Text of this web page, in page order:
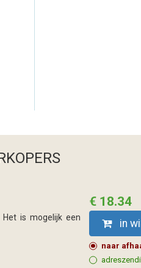
is mogelijk een
€ 18.34
in
naar